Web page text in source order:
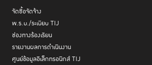
จัดซื้อจัดจ้าง
พ.ร.บ./ระเบียบ TIJ
ช่องทางร้องเรียน
รายงานผลการดำเนินงาน
ศูนย์ข้อมูลอิเล็กทรอนิกส์ TIJ